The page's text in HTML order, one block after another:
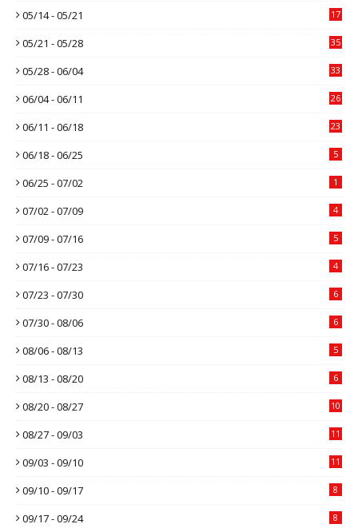
05/14 - 05/21 17
05/21 - 05/28 35
05/28 - 06/04 33
06/04 - 06/11 26
06/11 - 06/18 23
06/18 - 06/25 5
06/25 - 07/02 1
07/02 - 07/09 4
07/09 - 07/16 5
07/16 - 07/23 4
07/23 - 07/30 6
07/30 - 08/06 6
08/06 - 08/13 5
08/13 - 08/20 6
08/20 - 08/27 10
08/27 - 09/03 11
09/03 - 09/10 11
09/10 - 09/17 8
09/17 - 09/24 8